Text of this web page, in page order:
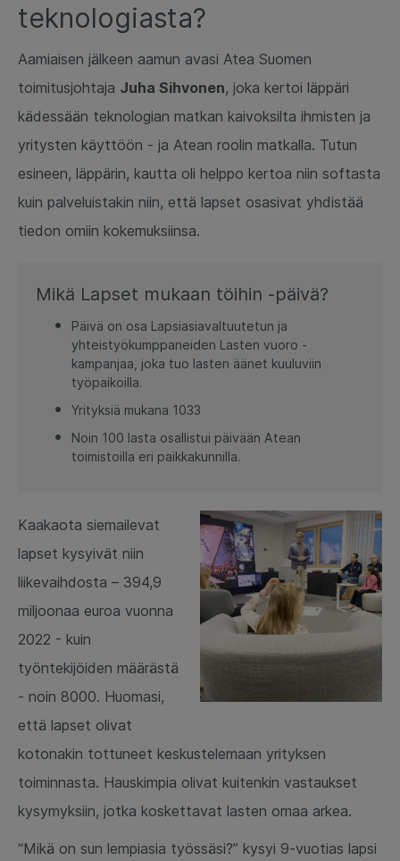
teknologiasta?
Aamiaisen jälkeen aamun avasi Atea Suomen
toimitusjohtaja Juha Sihvonen, joka kertoi läppäri
kädessään teknologian matkan kaivoksilta ihmisten ja
yritysten käyttöön - ja Atean roolin matkalla. Tutun
esineen, läppärin, kautta oli helppo kertoa niin softasta
kuin palveluistakin niin, että lapset osasivat yhdistää
tiedon omiin kokemuksiinsa.
Mikä Lapset mukaan töihin -päivä?
Päivä on osa Lapsiasiavaltuutetun ja
yhteistyökumppaneiden Lasten vuoro -
kampanjaa, joka tuo lasten äänet kuuluviin
työpaikoilla.
Yrityksiä mukana 1033
Noin 100 lasta osallistui päivään Atean
toimistoilla eri paikkakunnilla.
Kaakaota siemailevat
lapset kysyivät niin
liikevaihdosta – 394,9
miljoonaa euroa vuonna
2022 - kuin
työntekijöiden määrästä
- noin 8000. Huomasi,
että lapset olivat
kotonakin tottuneet keskustelemaan yrityksen
toiminnasta. Hauskimpia olivat kuitenkin vastaukset
kysymyksiin, jotka koskettavat lasten omaa arkea.
“Mikä on sun lempiasia työssäsi?” kysyi 9-vuotias lapsi